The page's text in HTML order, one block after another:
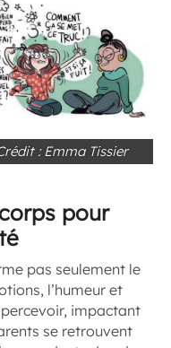
: Emma Tissier
pour
pas seulement le
l’humeur et
impactant
se retrouvent